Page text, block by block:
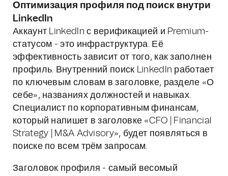
Оптимизация профиля под поиск внутри
LinkedIn
Аккаунт LinkedIn с верификацией и Premium-
статусом - это инфраструктура. Её
эффективность зависит от того, как заполнен
профиль. Внутренний поиск LinkedIn работает
по ключевым словам в заголовке, разделе «О
себе», названиях должностей и навыках.
Специалист по корпоративным финансам,
который напишет в заголовке «CFO | Financial
Strategy | M&A Advisory», будет появляться в
поиске по всем трём запросам.
Заголовок профиля - самый весомый